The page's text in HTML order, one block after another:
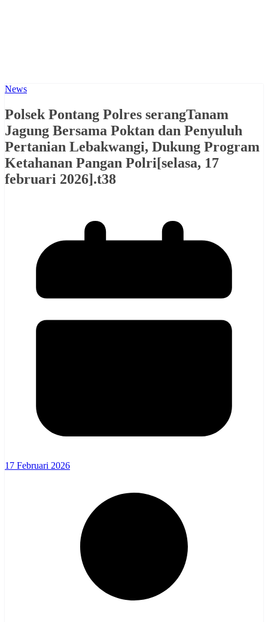
News
Polsek Pontang Polres serangTanam
Jagung Bersama Poktan dan Penyuluh
Pertanian Lebakwangi, Dukung Program
Ketahanan Pangan Polri[selasa, 17
februari 2026].t38
17 Februari 2026